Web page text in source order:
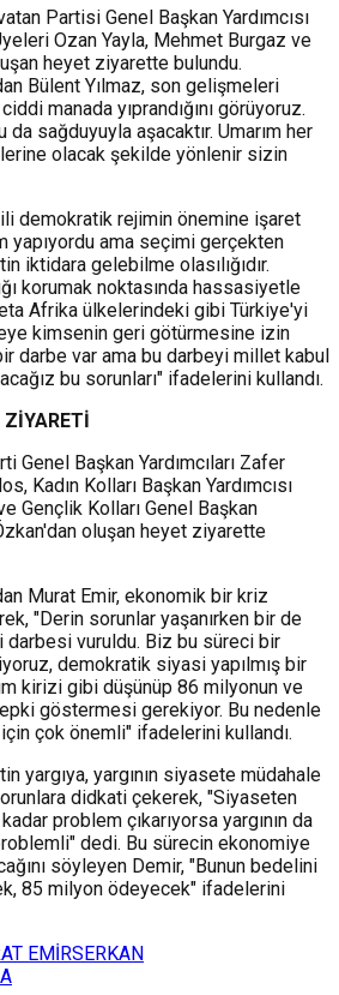
Partisi Genel Başkan Yardımcısı
Ozan Yayla, Mehmet Burgaz ve
heyet ziyarette bulundu.
Bülent Yılmaz, son gelişmeleri
manada yıprandığını görüyoruz.
sağduyuyla aşacaktır. Umarım her
olacak şekilde yönlenir sizin
demokratik rejimin önemine işaret
yapıyordu ama seçimi gerçekten
iktidara gelebilme olasılığıdır.
korumak noktasında hassasiyetle
Afrika ülkelerindeki gibi Türkiye'yi
kimsenin geri götürmesine izin
darbe var ama bu darbeyi millet kabul
bu sorunları" ifadelerini kullandı.
Genel Başkan Yardımcıları Zafer
Kadın Kolları Başkan Yardımcısı
Gençlik Kolları Genel Başkan
oluşan heyet ziyarette
Murat Emir, ekonomik bir kriz
"Derin sorunlar yaşanırken bir de
darbesi vuruldu. Biz bu süreci bir
demokratik siyasi yapılmış bir
kirizi gibi düşünüp 86 milyonun ve
göstermesi gerekiyor. Bu nedenle
çok önemli" ifadelerini kullandı.
yargıya, yargının siyasete müdahale
didkati çekerek, "Siyaseten
problem çıkarıyorsa yargının da
dedi. Bu sürecin ekonomiye
söyleyen Demir, "Bunun bedelini
85 milyon ödeyecek" ifadelerini
EMİRSERKAN